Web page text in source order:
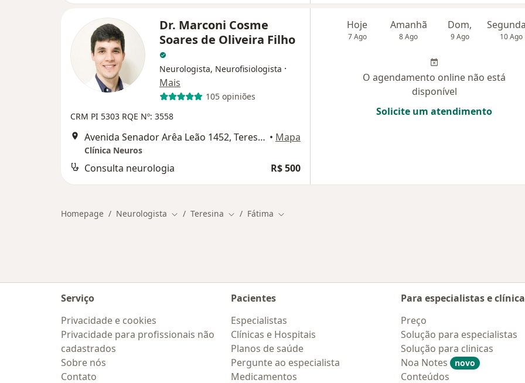
Dr. Marconi Cosme
Soares de Oliveira Filho
Neurologista, Neurofisiologista ·
Mais
105 opiniões
CRM PI 5303 RQE Nº: 3558
Avenida Senador Arêa Leão 1452, Teresina • Mapa
Clínica Neuros
Consulta neurologia R$ 500
Hoje
7 Ago
Amanhã
8 Ago
Dom,
9 Ago 10 Ago
O agendamento online não está
disponível
Solicite um atendimento
Homepage Neurologista Mudar de cidade
Teresina Mudar de cidade
Fátima Mudar de cidade
Serviço
Privacidade e cookies
Privacidade para profissionais não
cadastrados
Sobre nós
Contato
Pacientes
Especialistas
Clínicas e Hospitais
Planos de saúde
Pergunte ao especialista
Medicamentos
Para especialistas e
Preço
Solução para especialistas
Solução para clinicas
Noa Notes
novo
Conteúdos